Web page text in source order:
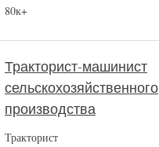
80к+
Тракторист-машинист
сельскохозяйственного
производства
Тракторист